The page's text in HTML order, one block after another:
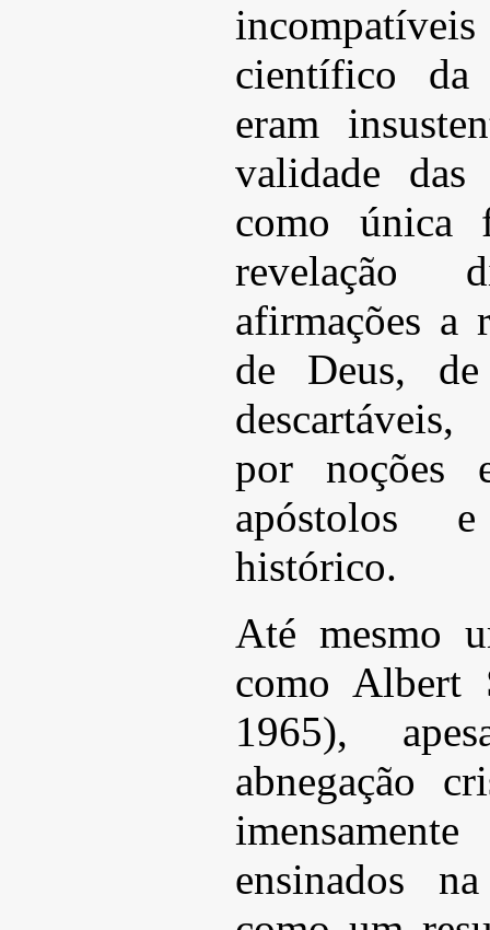
científico da
eram
validade das
como única
revelação
afirmações a
de Deus, de
por noções
apóstolos
histórico.
Até mesmo
como Albert
1965),
abnegação
ensinados